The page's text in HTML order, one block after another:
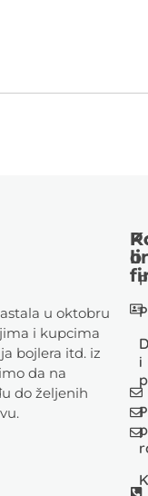
u oktobru
i kupcima
bojlera itd. iz
da na
do željenih
i
o